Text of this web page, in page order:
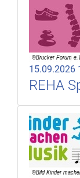
15.09.2026
REHA